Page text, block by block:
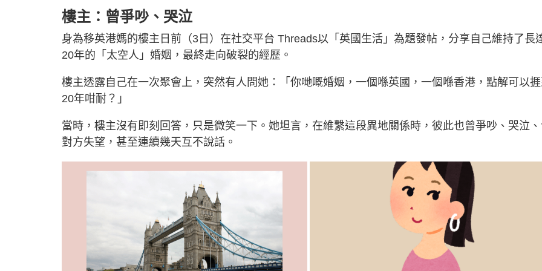
樓主：曾爭吵、哭泣
身為移英港媽的樓主日前（3日）在社交平台 Threads以「英國生活」為題發帖，分享自己維持了長
20年的「太空人」婚姻，最終走向破裂的經歷。
樓主透露自己在一次聚會上，突然有人問她：「你哋嘅婚姻，一個喺英國，一個喺香港，點解可以捱
20年咁耐？」
當時，樓主沒有即刻回答，只是微笑一下。她坦言，在維繫這段異地關係時，彼此也曾爭吵、哭泣
對方失望，甚至連續幾天互不說話。